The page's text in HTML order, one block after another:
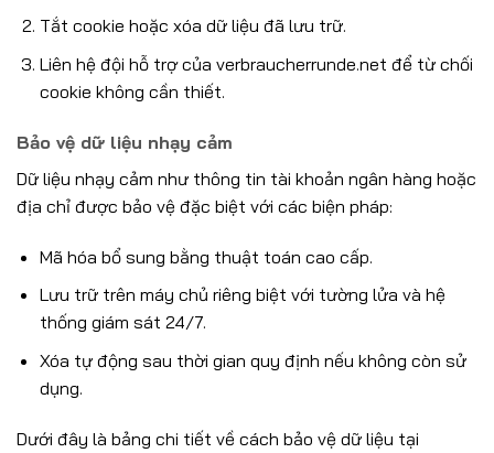
Tắt cookie hoặc xóa dữ liệu đã lưu trữ.
Liên hệ đội hỗ trợ của verbraucherrunde.net để từ chối
cookie không cần thiết.
Bảo vệ dữ liệu nhạy cảm
Dữ liệu nhạy cảm như thông tin tài khoản ngân hàng hoặc
địa chỉ được bảo vệ đặc biệt với các biện pháp:
Mã hóa bổ sung bằng thuật toán cao cấp.
Lưu trữ trên máy chủ riêng biệt với tường lửa và hệ
thống giám sát 24/7.
Xóa tự động sau thời gian quy định nếu không còn sử
dụng.
Dưới đây là bảng chi tiết về cách bảo vệ dữ liệu tại